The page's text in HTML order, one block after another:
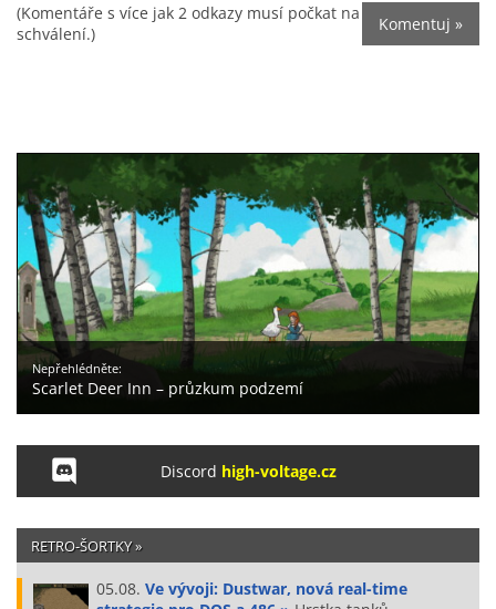
(Komentáře s více jak 2 odkazy musí počkat na
schválení.)
Nepřehlédněte:
Scarlet Deer Inn – průzkum podzemí
Discord high-voltage.cz
RETRO-ŠORTKY »
05.08. Ve vývoji: Dustwar, nová real-time